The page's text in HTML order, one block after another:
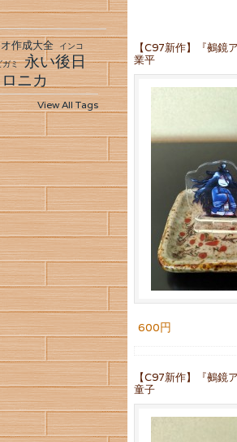
【C97新作】『鵺鏡
業平
600円
【C97新作】『鵺鏡
童子
作成大全
インコ
ガミ 永い後日
ニカ
View All Tags